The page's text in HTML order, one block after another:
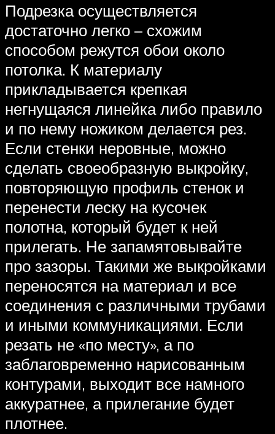
Подрезка осуществляется
достаточно легко – схожим
способом режутся обои около
потолка. К материалу
прикладывается крепкая
негнущаяся линейка либо правило
и по нему ножиком делается рез.
Если стенки неровные, можно
сделать своеобразную выкройку,
повторяющую профиль стенок и
перенести леску на кусочек
полотна, который будет к ней
прилегать. Не запамятовывайте
про зазоры. Такими же выкройками
переносятся на материал и все
соединения с различными трубами
и иными коммуникациями. Если
резать не «по месту», а по
заблаговременно нарисованным
контурами, выходит все намного
аккуратнее, а прилегание будет
плотнее.